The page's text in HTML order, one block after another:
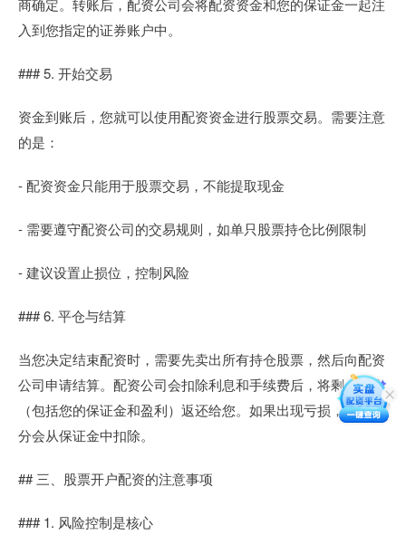
商确定。转账后，配资公司会将配资资金和您的保证金一起注
入到您指定的证券账户中。
### 5. 开始交易
资金到账后，您就可以使用配资资金进行股票交易。需要注意
的是：
- 配资资金只能用于股票交易，不能提取现金
- 需要遵守配资公司的交易规则，如单只股票持仓比例限制
- 建议设置止损位，控制风险
### 6. 平仓与结算
当您决定结束配资时，需要先卖出所有持仓股票，然后向配资
公司申请结算。配资公司会扣除利息和手续费后，将剩余资金
（包括您的保证金和盈利）返还给您。如果出现亏损，亏损部
分会从保证金中扣除。
## 三、股票开户配资的注意事项
### 1. 风险控制是核心